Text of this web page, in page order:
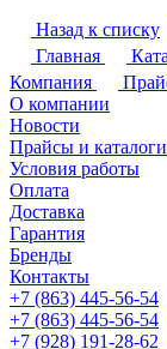
Назад к списку
Главная
Компания
О компании
Новости
Прайсы и каталоги
Условия работы
Оплата
Доставка
Гарантия
Бренды
Контакты
+7 (863) 445-56-54
+7 (863) 445-56-54
+7 (928) 191-28-62